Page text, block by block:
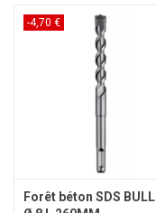
-4,70 €
Forêt béton SDS BULL